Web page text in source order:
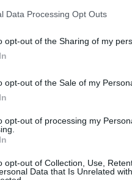
Data Processing Opt Outs
opt-out of the Sharing of my
opt-out of the Sale of my
opt-out of processing my
opt-out of Collection, Use,
Data that Is Unrelated
utcában?
azzal, hogy
hogy a
bár ez manapság
és egyéb
ponton, az
és az árubemutató
hogy nem csak